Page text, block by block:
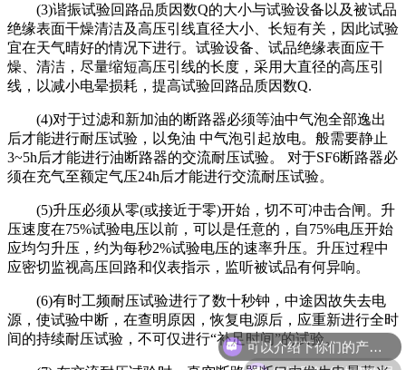
(3)谐振试验回路品质因数Q的大小与试验设备以及被试品
绝缘表面干燥清洁及高压引线直径大小、长短有关，因此试验
宜在天气晴好的情况下进行。试验设备、试品绝缘表面应干
燥、清洁，尽量缩短高压引线的长度，采用大直径的高压引
线，以减小电晕损耗，提高试验回路品质因数Q.
(4)对于过滤和新加油的断路器必须等油中气泡全部逸出
后才能进行耐压试验，以免油 中气泡引起放电。般需要静止
3~5h后才能进行油断路器的交流耐压试验。 对于SF6断路器必
须在充气至额定气压24h后才能进行交流耐压试验。
(5)升压必须从零(或接近于零)开始，切不可冲击合闸。升
压速度在75%试验电压以前，可以是任意的，自75%电压开始
应均匀升压，约为每秒2%试验电压的速率升压。升压过程中
应密切监视高压回路和仪表指示，监听被试品有何异响。
(6)有时工频耐压试验进行了数十秒钟，中途因故失去电
源，使试验中断，在查明原因，恢复电源后，应重新进行全时
间的持续耐压试验，不可仅进行“补足时间”的试验。
可以介绍下你们的产品么
你们是怎么收费的呢